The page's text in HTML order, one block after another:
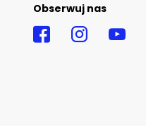
Obserwuj nas